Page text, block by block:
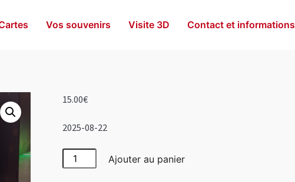
Vos souvenirs Visite 3D Contact et informations
15.00€
2025-08-22
quantité
de
Ajouter au panier